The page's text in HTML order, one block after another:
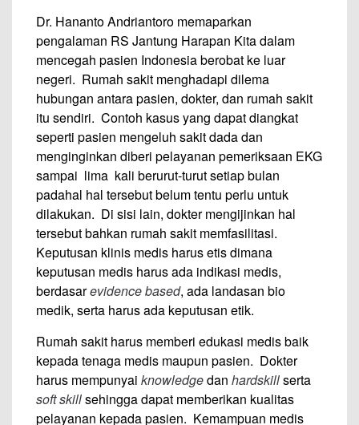
Dr. Hananto Andriantoro memaparkan
pengalaman RS Jantung Harapan Kita dalam
mencegah pasien Indonesia berobat ke luar
negeri. Rumah sakit menghadapi dilema
hubungan antara pasien, dokter, dan rumah sakit
itu sendiri. Contoh kasus yang dapat diangkat
seperti pasien mengeluh sakit dada dan
menginginkan diberi pelayanan pemeriksaan EKG
sampai lima kali berurut-turut setiap bulan
padahal hal tersebut belum tentu perlu untuk
dilakukan. Di sisi lain, dokter mengijinkan hal
tersebut bahkan rumah sakit memfasilitasi.
Keputusan klinis medis harus etis dimana
keputusan medis harus ada indikasi medis,
berdasarevidence based, ada landasan bio
medik, serta harus ada keputusan etik.
Rumah sakit harus memberi edukasi medis baik
kepada tenaga medis maupun pasien. Dokter
harus mempunyai knowledgedan hardskillserta
soft skillsehingga dapat memberikan kualitas
pelayanan kepada pasien. Kemampuan medis